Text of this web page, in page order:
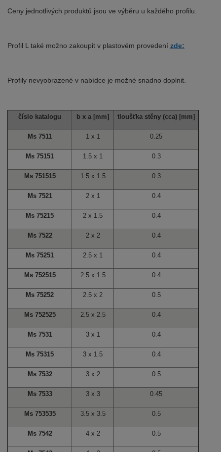
Ceny jednotlivých produktů jsou ve výběru u každého profilu.
Profil L také možno zakoupit v plastovém provedení zde:
Profily nevyobrazené v nabídce je možné snadno doplnit.
číslo katalogu b x a [mm] tloušťka stěny (cca) [mm]
Ms 7511 1 x 1 0.25
Ms 75151 1.5 x 1 0.3
Ms 751515 1.5 x 1.5 0.3
Ms 7521 2 x 1 0.4
Ms 75215 2 x 1.5 0.4
Ms 7522 2 x 2 0.4
Ms 75251 2.5 x 1 0.4
Ms 752515 2.5 x 1.5 0.4
Ms 75252 2.5 x 2 0.5
Ms 752525 2.5 x 2.5 0.4
Ms 7531 3 x 1 0.4
Ms 75315 3 x 1.5 0.4
Ms 7532 3 x 2 0.5
Ms 7533 3 x 3 0.45
Ms 753535 3.5 x 3.5 0.5
Ms 7542 4 x 2 0.5